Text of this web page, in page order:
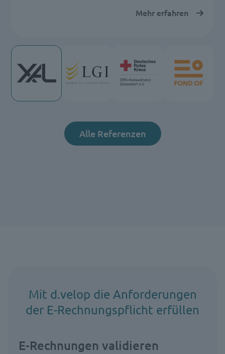
Mehr erfahren
Alle Referenzen
Mit d.velop die Anforderungen
der E-Rechnungspflicht erfüllen
E-Rechnungen validieren